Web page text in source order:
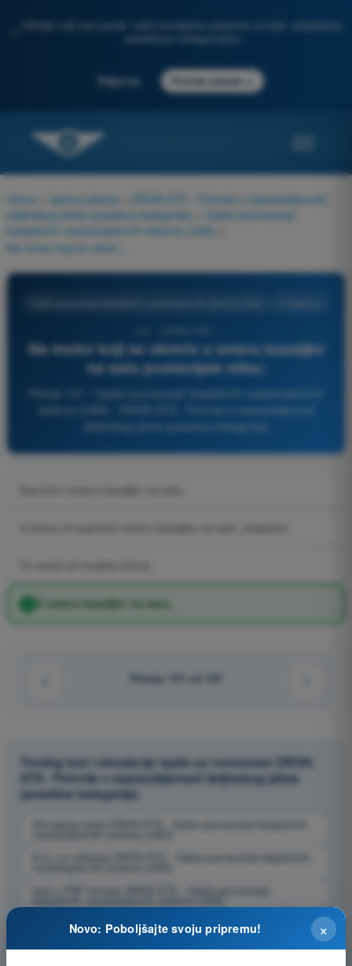
Otkrijte naš novi portal: vaša kompletna priprema za ispit, poboljšana
Prijavi se Počnite odmah
Home Ispitna pitanja
DRON STS - Potvrda o osposobljenosti
daljinskog pilota (posebna kategorija)
Opšte poznavanje
bespilotnih vazduhoplovnih sistema (UAS)
Na motor koji se okreće u smeru kazaljke
na satu postavljate elisu:
U smeru kazaljke na satu.
Pitanje 141 od 167
Trening test i simulacije ispita sa vremenom DRON
STS - Potvrda o osposobljenosti daljinskog pilota
(posebna kategorija)
Simulacija ispita DRON STS - Opšte poznavanje bespilotnih
Kviz za vežbanje DRON STS - Opšte poznavanje bespilotnih
Ispit u PDF formatu DRON STS - Opšte poznavanje
×
Novo: Poboljšajte svoju pripremu!